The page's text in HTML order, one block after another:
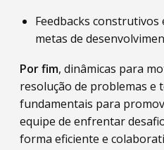
Feedbacks
metas de
Por fim, dinâmicas para
resolução de problemas e
fundamentais para
equipe de enfrentar
forma eficiente e